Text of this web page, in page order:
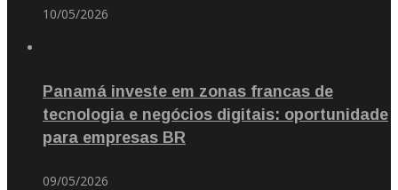
10/05/2026
Panamá investe em zonas francas de
tecnologia e negócios digitais: oportunidade
para empresas BR
09/05/2026